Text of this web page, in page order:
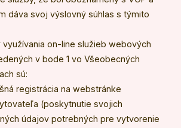
dáva svoj výslovný súhlas s týmito
využívania on-line služieb webových
v bode 1 vo Všeobecných
sú:
registrácia na webstránke
(poskytnutie svojich
údajov potrebných pre vytvorenie